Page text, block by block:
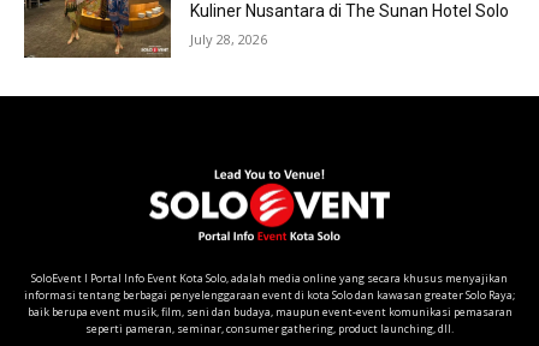
Kuliner Nusantara di The Sunan Hotel Solo
July 28, 2026
SoloEvent I Portal Info Event Kota Solo, adalah media online yang secara khusus menyajikan
informasi tentang berbagai penyelenggaraan event di kota Solo dan kawasan greater Solo Raya;
baik berupa event musik, film, seni dan budaya, maupun event-event komunikasi pemasaran
seperti pameran, seminar, consumer gathering, product launching, dll.